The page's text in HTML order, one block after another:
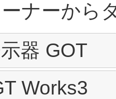
ナーから
器 GOT
Works3